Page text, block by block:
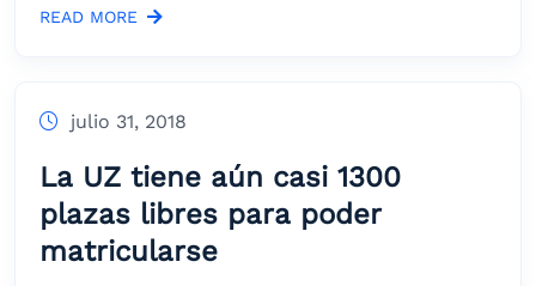
READ MORE
julio 31, 2018
La UZ tiene aún casi 1300
plazas libres para poder
matricularse